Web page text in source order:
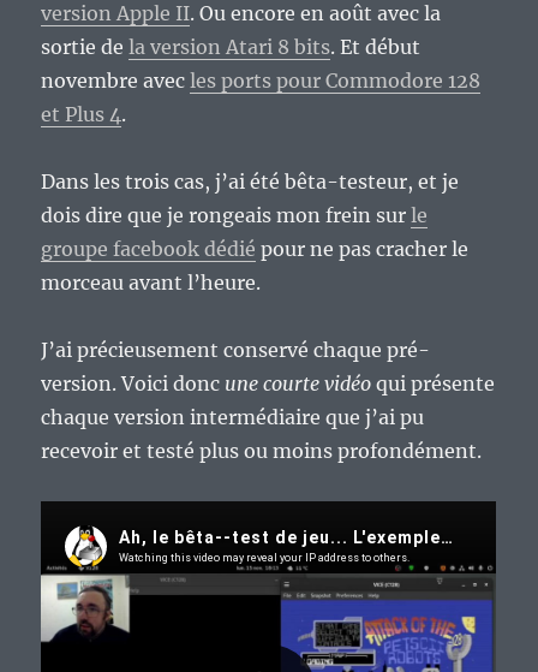
version Apple II. Ou encore en août avec la
sortie dela version Atari 8 bits. Et début
novembre avecles ports pour Commodore 128
et Plus 4.
Dans les trois cas, j’ai été bêta-testeur, et je
dois dire que je rongeais mon frein surle
groupe facebook dédié pour ne pas cracher le
morceau avant l’heure.
J’ai précieusement conservé chaque pré-
version. Voici donc une courte vidéo qui présente
chaque version intermédiaire que j’ai pu
recevoir et testé plus ou moins profondément.